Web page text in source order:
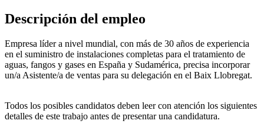
Descripción del empleo
Empresa líder a nivel mundial, con más de 30 años de experiencia
en el suministro de instalaciones completas para el tratamiento de
aguas, fangos y gases en España y Sudamérica, precisa incorporar
un/a Asistente/a de ventas para su delegación en el Baix Llobregat.
Todos los posibles candidatos deben leer con atención los siguientes
detalles de este trabajo antes de presentar una candidatura.